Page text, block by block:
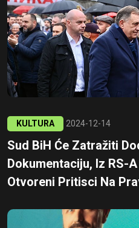
KULTURA 2024-12-14
Sud BiH Će Zatražiti
Dokumentaciju, Iz RS-
Otvoreni Pritisci Na